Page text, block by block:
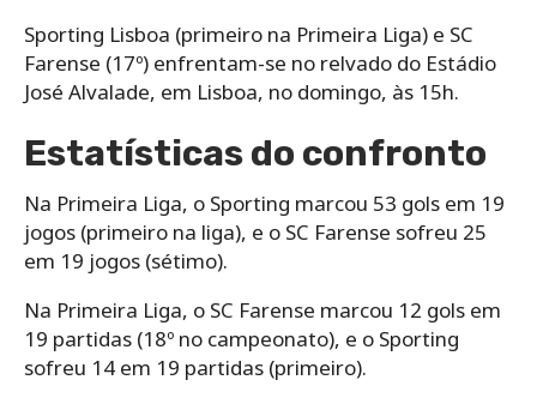
Sporting Lisboa (primeiro na Primeira Liga) e SC
Farense (17º) enfrentam-se no relvado do Estádio
José Alvalade, em Lisboa, no domingo, às 15h.
Estatísticas do confronto
Na Primeira Liga, o Sporting marcou 53 gols em 19
jogos (primeiro na liga), e o SC Farense sofreu 25
em 19 jogos (sétimo).
Na Primeira Liga, o SC Farense marcou 12 gols em
19 partidas (18º no campeonato), e o Sporting
sofreu 14 em 19 partidas (primeiro).